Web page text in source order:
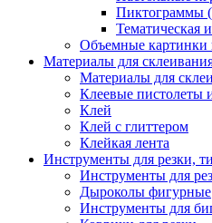
Пиктограммы
Тематическая
Объемные картинки
Материалы для
Материалы для
Клеевые пистолеты
Клей
Клей с глиттером
Клейкая лента
Инструменты для резки,
Инструменты для
Дыроколы фигурные
Инструменты для